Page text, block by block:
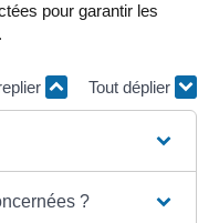
pour garantir les
Tout déplier
?